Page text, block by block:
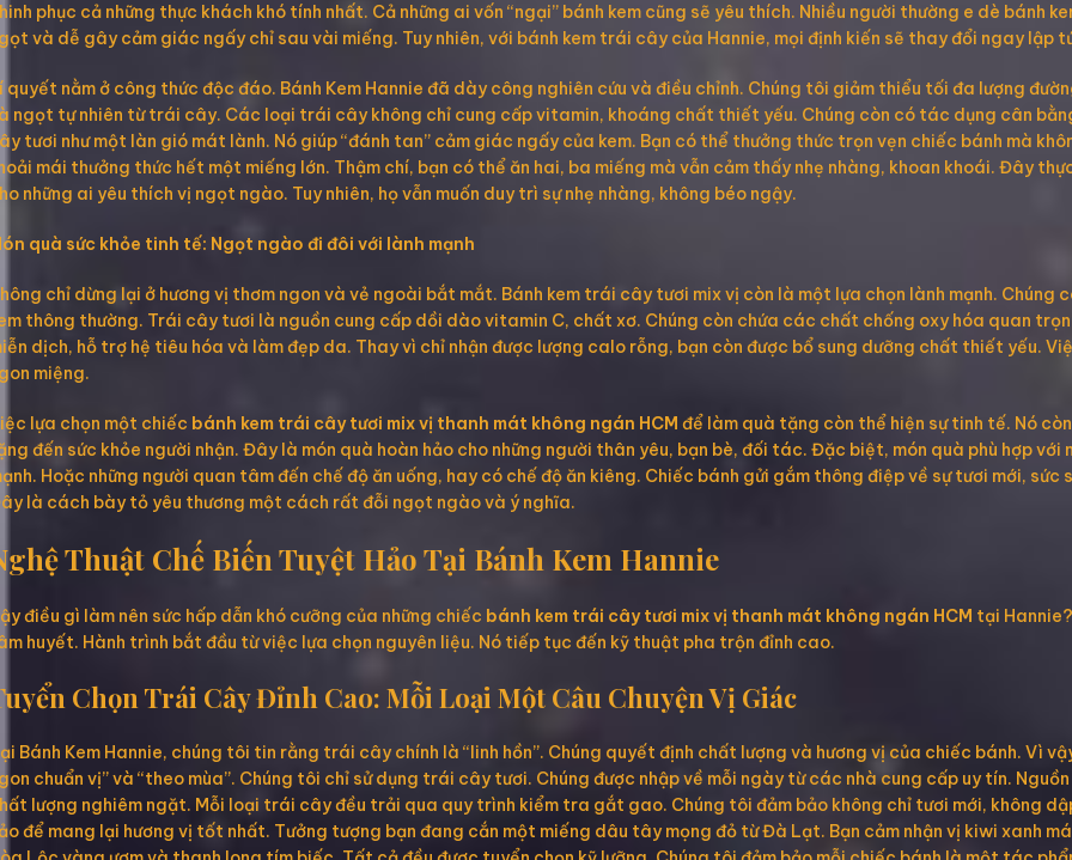
phục cả những thực khách khó tính nhất. Cả những ai vốn “ngại” bánh kem cũng sẽ yêu thích. Nhiều người thường e dè bánh
và dễ gây cảm giác ngấy chỉ sau vài miếng. Tuy nhiên, với bánh kem trái cây của Hannie, mọi định kiến sẽ thay đổi ngay lập
quyết nằm ở công thức độc đáo. Bánh Kem Hannie đã dày công nghiên cứu và điều chỉnh. Chúng tôi giảm thiểu tối đa lượng
ngọt tự nhiên từ trái cây. Các loại trái cây không chỉ cung cấp vitamin, khoáng chất thiết yếu. Chúng còn có tác dụng cân
tươi như một làn gió mát lành. Nó giúp “đánh tan” cảm giác ngấy của kem. Bạn có thể thưởng thức trọn vẹn chiếc bánh mà
mái thưởng thức hết một miếng lớn. Thậm chí, bạn có thể ăn hai, ba miếng mà vẫn cảm thấy nhẹ nhàng, khoan khoái. Đây
những ai yêu thích vị ngọt ngào. Tuy nhiên, họ vẫn muốn duy trì sự nhẹ nhàng, không béo ngậy.
quà sức khỏe tinh tế: Ngọt ngào đi đôi với lành mạnh
chỉ dừng lại ở hương vị thơm ngon và vẻ ngoài bắt mắt. Bánh kem trái cây tươi mix vị còn là một lựa chọn lành mạnh. Chúng
thông thường. Trái cây tươi là nguồn cung cấp dồi dào vitamin C, chất xơ. Chúng còn chứa các chất chống oxy hóa quan
dịch, hỗ trợ hệ tiêu hóa và làm đẹp da. Thay vì chỉ nhận được lượng calo rỗng, bạn còn được bổ sung dưỡng chất thiết yếu.
miệng.
lựa chọn một chiếc bánh kem trái cây tươi mix vị thanh mát không ngán HCM để làm quà tặng còn thể hiện sự tinh tế. Nó
đến sức khỏe người nhận. Đây là món quà hoàn hảo cho những người thân yêu, bạn bè, đối tác. Đặc biệt, món quà phù hợp
Hoặc những người quan tâm đến chế độ ăn uống, hay có chế độ ăn kiêng. Chiếc bánh gửi gắm thông điệp về sự tươi mới,
là cách bày tỏ yêu thương một cách rất đỗi ngọt ngào và ý nghĩa.
Thuật Chế Biến Tuyệt Hảo Tại Bánh Kem Hannie
điều gì làm nên sức hấp dẫn khó cưỡng của những chiếc bánh kem trái cây tươi mix vị thanh mát không ngán HCM tại
huyết. Hành trình bắt đầu từ việc lựa chọn nguyên liệu. Nó tiếp tục đến kỹ thuật pha trộn đỉnh cao.
Chọn Trái Cây Đỉnh Cao: Mỗi Loại Một Câu Chuyện Vị Giác
Bánh Kem Hannie, chúng tôi tin rằng trái cây chính là “linh hồn”. Chúng quyết định chất lượng và hương vị của chiếc bánh. Vì
chuẩn vị” và “theo mùa”. Chúng tôi chỉ sử dụng trái cây tươi. Chúng được nhập về mỗi ngày từ các nhà cung cấp uy tín.
lượng nghiêm ngặt. Mỗi loại trái cây đều trải qua quy trình kiểm tra gắt gao. Chúng tôi đảm bảo không chỉ tươi mới, không
để mang lại hương vị tốt nhất. Tưởng tượng bạn đang cắn một miếng dâu tây mọng đỏ từ Đà Lạt. Bạn cảm nhận vị kiwi xanh